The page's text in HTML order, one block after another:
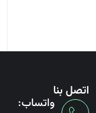
اتصل بنا
واتساب: